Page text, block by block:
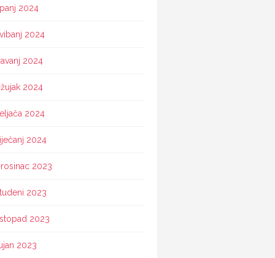
2024
2024
2024
2024
2024
2024
2023
2023
2023
2023